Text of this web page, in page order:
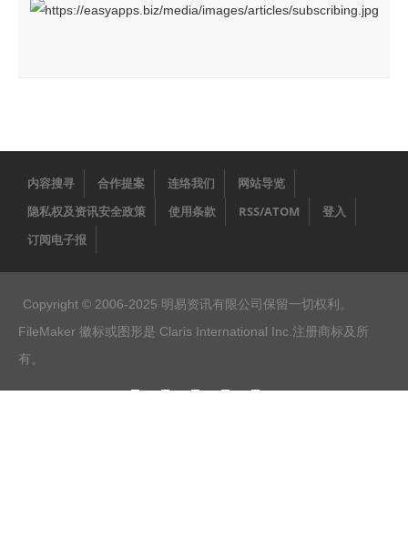
内容搜寻 合作提案 连络我们
网站导览
隐私权及资讯安全政策
使用条款 RSS/ATOM
登入
订阅电子报
Copyright © 2006-2025 明易资讯有限公司保留一切权利。
FileMaker 徽标或图形是 Claris International Inc.注册商标及所
有。